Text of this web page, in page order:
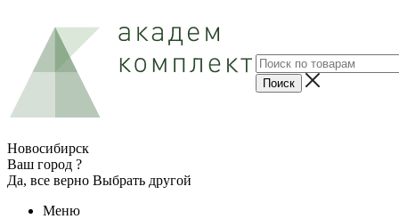
Новосибирск
Ваш город ?
Да, все верно Выбрать другой
Меню